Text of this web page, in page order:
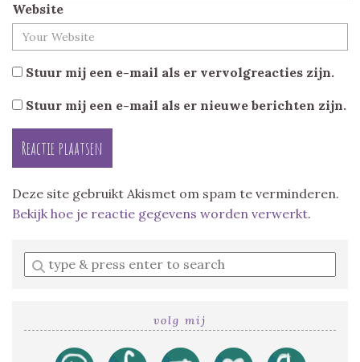
Website
Stuur mij een e-mail als er vervolgreacties zijn.
Stuur mij een e-mail als er nieuwe berichten zijn.
Deze site gebruikt Akismet om spam te verminderen.
Bekijk hoe je reactie gegevens worden verwerkt.
Enter
a
volg mij